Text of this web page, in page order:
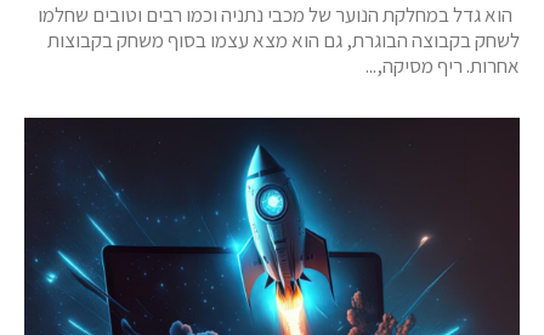
הוא גדל במחלקת הנוער של מכבי נתניה וכמו רבים וטובים שחלמו
לשחק בקבוצה הבוגרת, גם הוא מצא עצמו בסוף משחק בקבוצות
אחרות. ריף מסיקה,...